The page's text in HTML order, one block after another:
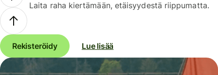
Laita raha kiertämään, etäisyydestä riippumatta.
Rekisteröidy Lue lisää